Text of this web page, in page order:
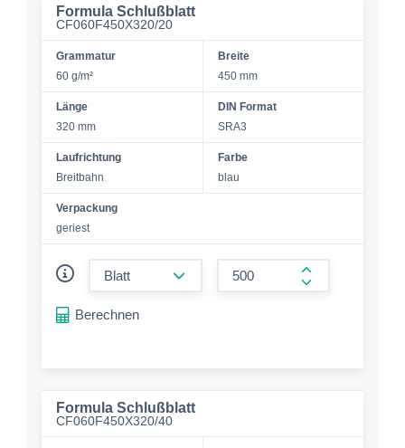
Formula Schlußblatt
CF060F450X320/20
Grammatur
60 g/m²
Breite
450 mm
Länge
320 mm
DIN Format
SRA3
Laufrichtung
Breitbahn
Farbe
blau
Verpackung
geriest
form.increase-
Berechnen
Formula Schlußblatt
CF060F450X320/40